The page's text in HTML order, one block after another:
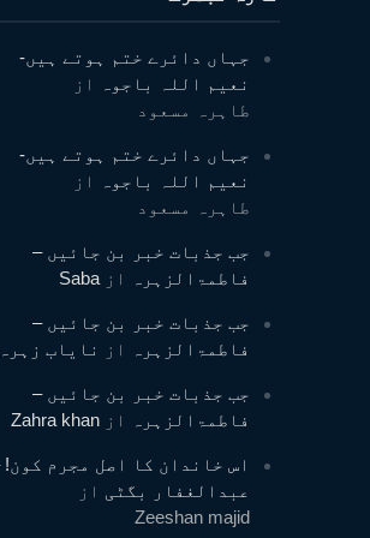
جہاں دائرے ختم ہوتے ہیں-
نعیم اللہ باجوہ
از
طاہرہ مسعود
جہاں دائرے ختم ہوتے ہیں-
نعیم اللہ باجوہ
از
طاہرہ مسعود
جب جذبات خبر بن جائیں –
فاطمۃالزہرہ
ازSaba
جب جذبات خبر بن جائیں –
فاطمۃالزہرہ
از نایاب زہرہ
جب جذبات خبر بن جائیں –
فاطمۃالزہرہ
ازZahra khan
اس خاندان کا اصل مجرم کون!
عبدالغفار بگٹی از
Zeeshan majid